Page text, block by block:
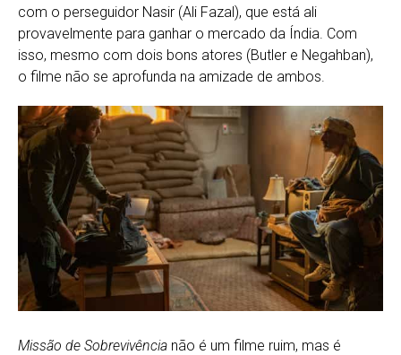
com o perseguidor Nasir (Ali Fazal), que está ali
provavelmente para ganhar o mercado da Índia. Com
isso, mesmo com dois bons atores (Butler e Negahban),
o filme não se aprofunda na amizade de ambos.
Missão de Sobrevivência não é um filme ruim, mas é